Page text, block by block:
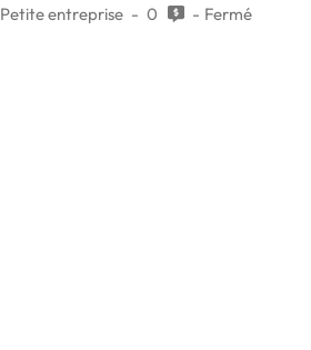
Petite entreprise 0 Fermé